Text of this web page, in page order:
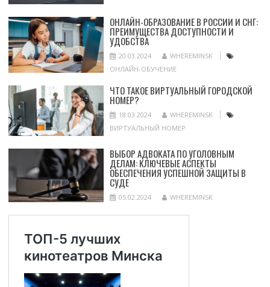
ОНЛАЙН-ОБРАЗОВАНИЕ В РОССИИ И СНГ:
ПРЕИМУЩЕСТВА ДОСТУПНОСТИ И
УДОБСТВА
20.03.2024
WHEREMINSK
ОНЛАЙН-ОБУЧЕНИЕ
ЧТО ТАКОЕ ВИРТУАЛЬНЫЙ ГОРОДСКОЙ
НОМЕР?
18.03.2024
WHEREMINSK
ВИРТУАЛЬНЫЙ НОМЕР
ВЫБОР АДВОКАТА ПО УГОЛОВНЫМ
ДЕЛАМ: КЛЮЧЕВЫЕ АСПЕКТЫ
ОБЕСПЕЧЕНИЯ УСПЕШНОЙ ЗАЩИТЫ В
СУДЕ
05.02.2024 WHEREMINSK